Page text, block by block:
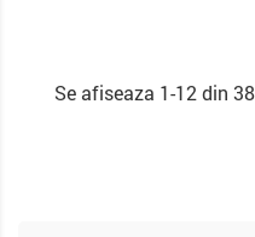
Se afiseaza 1-12 din